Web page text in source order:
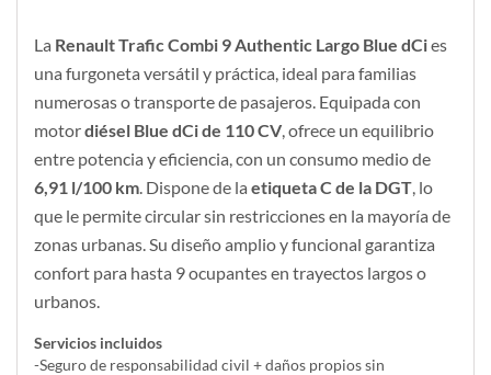
La Renault Trafic Combi 9 Authentic Largo Blue dCies
una furgoneta versátil y práctica, ideal para familias
numerosas o transporte de pasajeros. Equipada con
motordiésel Blue dCi de 110 CV , ofrece un equilibrio
entre potencia y eficiencia, con un consumo medio de
6,91 l/100 km . Dispone de la etiqueta C de la DGT , lo
que le permite circular sin restricciones en la mayoría de
zonas urbanas. Su diseño amplio y funcional garantiza
confort para hasta 9 ocupantes en trayectos largos o
urbanos.
Servicios incluidos
-Seguro de responsabilidad civil + daños propios sin